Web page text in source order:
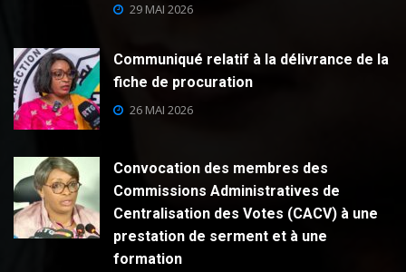
29 MAI 2026
Communiqué relatif à la délivrance de la
fiche de procuration
26 MAI 2026
Convocation des membres des
Commissions Administratives de
Centralisation des Votes (CACV) à une
prestation de serment et à une
formation